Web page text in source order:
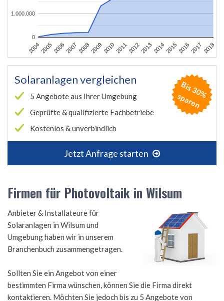
2004200520062007 2008200920102011201220132014201520162017 2018
0
1.000.000
Solaranlagen vergleichen
5 Angebote aus Ihrer Umgebung
Geprüfte & qualifizierte Fachbetriebe
Kostenlos & unverbindlich
Jetzt Anfrage starten
B
is
3
0
%
s
p
a
r
e
n
Firmen für Photovoltaik in Wilsum
Anbieter & Installateure für
Solaranlagen in Wilsum und
Umgebung haben wir in unserem
Branchenbuch zusammengetragen.
Sollten Sie ein Angebot von einer
bestimmten Firma wünschen, können Sie die Firma direkt
kontaktieren. Möchten Sie jedoch bis zu 5 Angebote von